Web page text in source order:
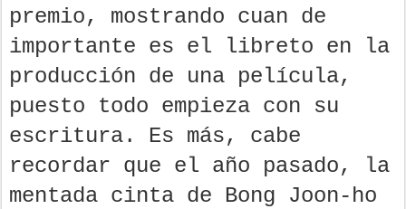
premio, mostrando cuan de
importante es el libreto en la
producción de una película,
puesto todo empieza con su
escritura. Es más, cabe
recordar que el año pasado, la
mentada cinta de Bong Joon-ho